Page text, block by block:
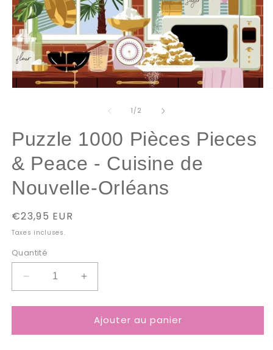
une
fenêtre
modale
1 /de
2
Puzzle 1000 Pièces Pieces
& Peace - Cuisine de
Nouvelle-Orléans
Prix
habituel
€23,95 EUR
Taxes incluses.
Quantité
Réduire
la
quantité
Puzzle
Augmenter
la
quantité
de
Puzzle
Ajouter au panier